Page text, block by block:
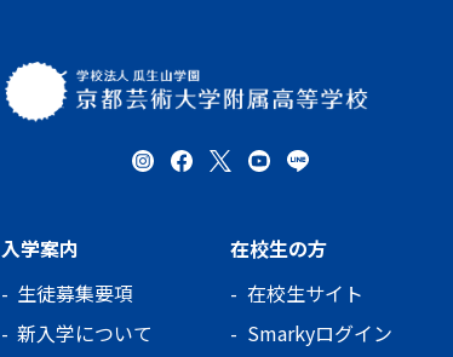
入学案内
生徒募集要項
新入学について
在校生の方
在校生サイト
Smarkyログイン